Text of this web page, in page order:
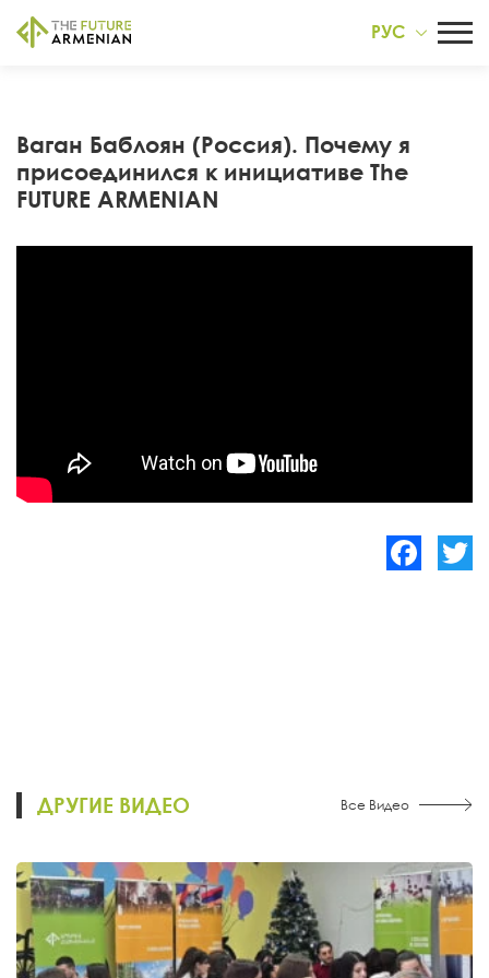
РУС
Ваган Баблоян (Россия). Почему я
присоединился к инициативе The
FUTURE ARMENIAN
ДРУГИЕ ВИДЕО Все Видео